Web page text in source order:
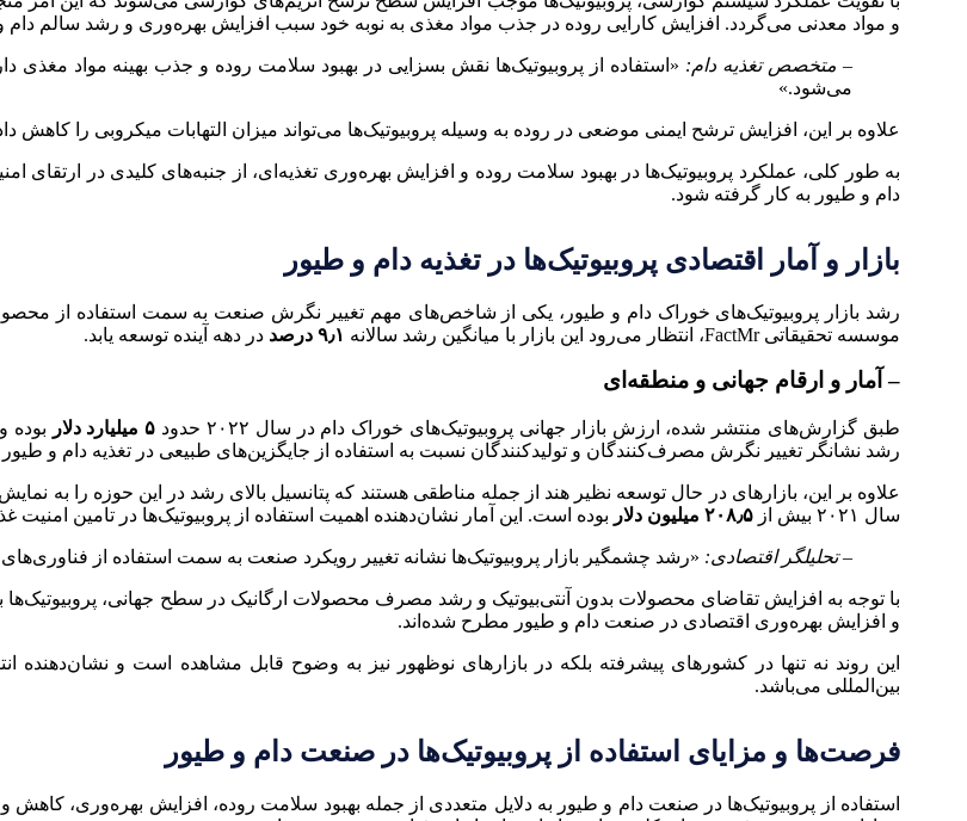
و مواد معدنی می‌گردد. افزایش کارایی روده در جذب مواد مغذی به نوبه خود سبب افزایش بهره‌وری و رشد سالم
– متخصص تغذیه دام: «استفاده از پروبیوتیک‌ها نقش بسزایی در بهبود سلامت روده و جذب بهینه مواد مغذی
می‌شود.»
علاوه بر این، افزایش ترشح ایمنی موضعی در روده به وسیله پروبیوتیک‌ها می‌تواند میزان التهابات میکروبی را
به طور کلی، عملکرد پروبیوتیک‌ها در بهبود سلامت روده و افزایش بهره‌وری تغذیه‌ای، از جنبه‌های کلیدی در
دام و طیور به کار گرفته شود.
بازار و آمار اقتصادی پروبیوتیک‌ها در تغذیه دام و طیور
رشد بازار پروبیوتیک‌های خوراک دام و طیور، یکی از شاخص‌های مهم تغییر نگرش صنعت به سمت استفاده از
موسسه تحقیقاتی FactMr، انتظار می‌رود این بازار با میانگین رشد سالانه
۹٫۱ درصد در دهه آینده توسعه یابد.
– آمار و ارقام جهانی و منطقه‌ای
طبق گزارش‌های منتشر شده، ارزش بازار جهانی پروبیوتیک‌های خوراک دام در سال ۲۰۲۲ حدود ۵ میلیارد دلار بوده و
رشد نشانگر تغییر نگرش مصرف‌کنندگان و تولیدکنندگان نسبت به استفاده از جایگزین‌های طبیعی در تغذیه دام و
علاوه بر این، بازارهای در حال توسعه نظیر هند از جمله مناطقی هستند که پتانسیل بالای رشد در این حوزه را به
سال ۲۰۲۱ بیش از
۲۰۸٫۵ میلیون دلار بوده است. این آمار نشان‌دهنده اهمیت استفاده از پروبیوتیک‌ها در تامین
– تحلیلگر اقتصادی: «رشد چشمگیر بازار پروبیوتیک‌ها نشانه تغییر رویکرد صنعت به سمت استفاده از
با توجه به افزایش تقاضای محصولات بدون آنتی‌بیوتیک و رشد مصرف محصولات ارگانیک در سطح جهانی،
و افزایش بهره‌وری اقتصادی در صنعت دام و طیور مطرح شده‌اند.
این روند نه تنها در کشورهای پیشرفته بلکه در بازارهای نوظهور نیز به وضوح قابل مشاهده است و نشان‌دهنده
بین‌المللی می‌باشد.
فرصت‌ها و مزایای استفاده از پروبیوتیک‌ها در صنعت دام و طیور
استفاده از پروبیوتیک‌ها در صنعت دام و طیور به دلایل متعددی از جمله بهبود سلامت روده، افزایش بهره‌وری، کاهش